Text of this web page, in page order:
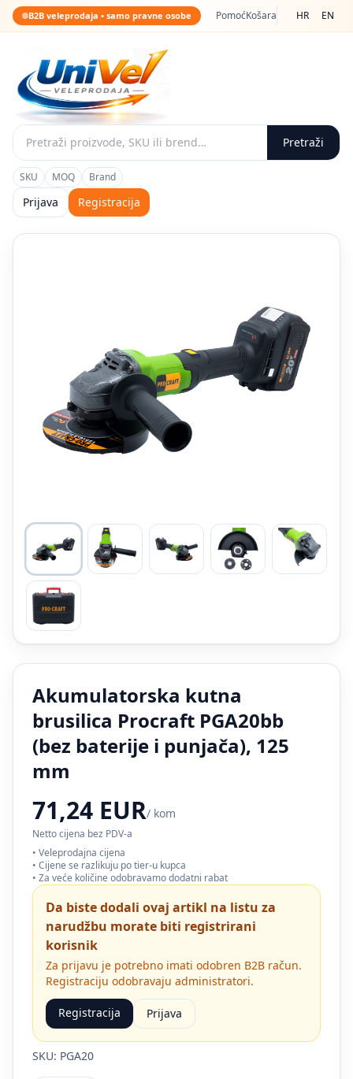
B2B veleprodaja • samo pravne osobe PomoćKošara HR EN
Pretraži
SKU MOQ Brand
Prijava Registracija
Akumulatorska kutna
brusilica Procraft PGA20bb
(bez baterije i punjača), 125
mm
71,24 EUR/ kom
Netto cijena bez PDV-a
• Veleprodajna cijena
• Cijene se razlikuju po tier-u kupca
• Za veće količine odobravamo dodatni rabat
Da biste dodali ovaj artikl na listu za
narudžbu morate biti registrirani
korisnik
Za prijavu je potrebno imati odobren B2B račun.
Registraciju odobravaju administratori.
Registracija Prijava
SKU: PGA20